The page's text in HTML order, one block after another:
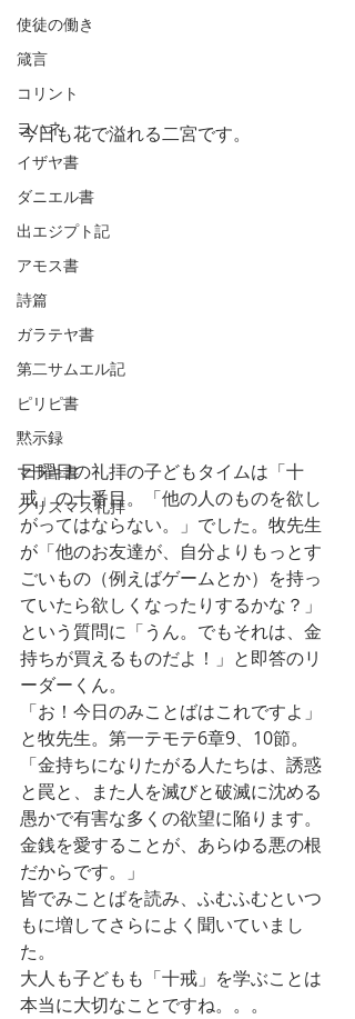
使徒の働き
箴言
コリント
ヨハネ
イザヤ書
ダニエル書
出エジプト記
アモス書
詩篇
ガラテヤ書
第二サムエル記
ピリピ書
黙示録
マラキ書
クリスマス礼拝
今日も花で溢れる二宮です。
日曜日の礼拝の子どもタイムは「十
戒」の十番目。「他の人のものを欲し
がってはならない。」でした。牧先生
が「他のお友達が、自分よりもっとす
ごいもの（例えばゲームとか）を持っ
ていたら欲しくなったりするかな？」
という質問に「うん。でもそれは、金
持ちが買えるものだよ！」と即答のリ
ーダーくん。
「お！今日のみことばはこれですよ」
と牧先生。第一テモテ6章9、10節。
「金持ちになりたがる人たちは、誘惑
と罠と、また人を滅びと破滅に沈める
愚かで有害な多くの欲望に陥ります。
金銭を愛することが、あらゆる悪の根
だからです。」
皆でみことばを読み、ふむふむといつ
もに増してさらによく聞いていまし
た。
大人も子どもも「十戒」を学ぶことは
本当に大切なことですね。。。